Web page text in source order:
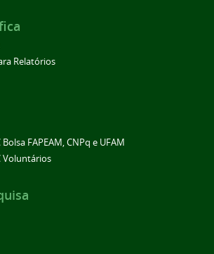
Relatórios
FAPEAM, CNPq e UFAM
Voluntários